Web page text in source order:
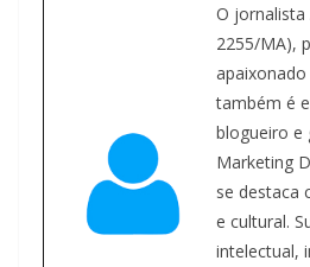
O jornalista
2255/MA),
também é
blogueiro e
Marketing
se destaca
e cultural.
intelectual,